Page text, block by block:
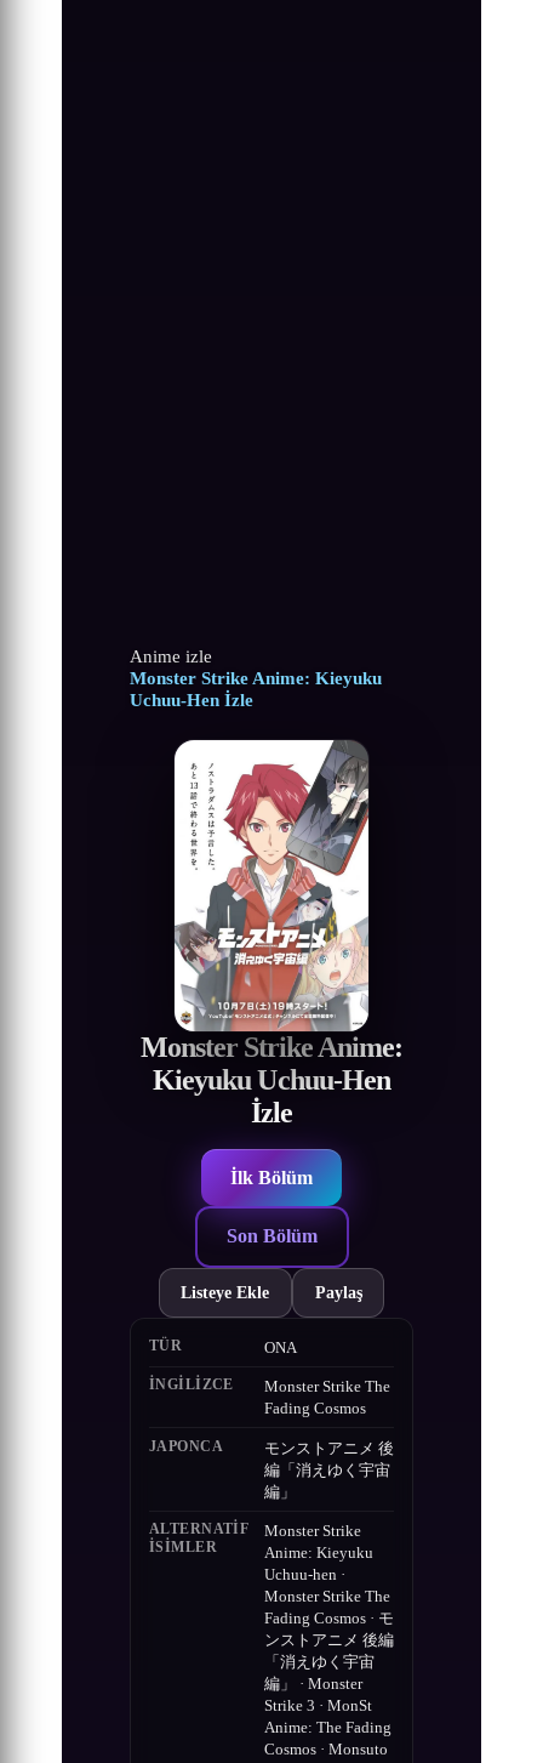
Anime izle
Monster Strike Anime: Kieyuku
Uchuu-Hen İzle
Monster Strike Anime:
Kieyuku Uchuu-Hen
İzle
İlk Bölüm
Son Bölüm
Listeye Ekle Paylaş
TÜR ONA
İNGILIZCE
Monster Strike The
Fading Cosmos
JAPONCA
モンストアニメ 後
編「消えゆく宇宙
編」
ALTERNATIF
ISIMLER
Monster Strike
Anime: Kieyuku
Uchuu-hen ·
Monster Strike The
Fading Cosmos · モ
ンストアニメ 後編
「消えゆく宇宙
編」 · Monster
Strike 3 · MonSt
Anime: The Fading
Cosmos · Monsuto